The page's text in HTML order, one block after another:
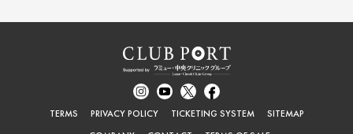
TERMS PRIVACY POLICY TICKETING SYSTEM
SITEMAP